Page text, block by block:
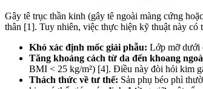
Gây tê trục thần kinh (gây tê ngoài màng cứng
thân [1]. Tuy nhiên, việc thực hiện kỹ thuật này có
Khó xác định mốc giải phẫu: Lớp mỡ dưới
Tăng khoảng cách từ da đến khoang
BMI < 25 kg/m²) [4]. Điều này đòi hỏi kim
Thách thức về tư thế: Sản phụ béo phì